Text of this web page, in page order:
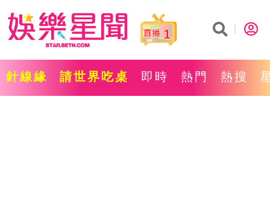
1
針線緣 請世界吃桌 即時 熱門 熱搜